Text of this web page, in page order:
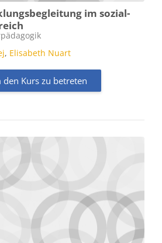
im sozial-
, Elisabeth Nuart
Kurs zu betreten